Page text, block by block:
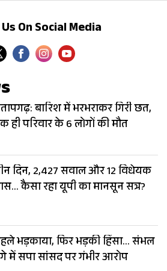
On Social Media
बारिश में भरभराकर गिरी छत,
ही परिवार के 6 लोगों की मौत
दिन, 2,427 सवाल और 12 विधेयक
कैसा रहा यूपी का मानसून सत्र?
भड़काया, फिर भड़की हिंसा... संभल
में सपा सांसद पर गंभीर आरोप